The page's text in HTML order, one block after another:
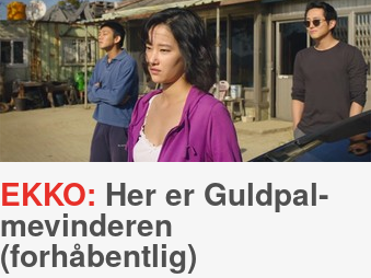
EKKO: Her er Guld­pal­
me­vin­de­ren
(forhåbentlig)